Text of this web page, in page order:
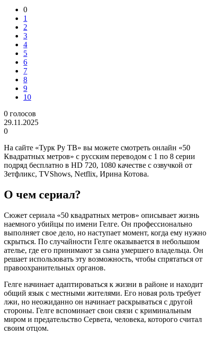
0
1
2
3
4
5
6
7
8
9
10
0 голосов
29.11.2025
0
На сайте «Турк Ру ТВ» вы можете смотреть онлайн «50
Квадратных метров» с русским переводом с 1 по 8 серии
подряд бесплатно в HD 720, 1080 качестве с озвучкой от
Зетфликс, TVShows, Netflix, Ирина Котова.
О чем сериал?
Сюжет сериала «50 квадратных метров» описывает жизнь
наемного убийцы по имени Гелге. Он профессионально
выполняет свое дело, но наступает момент, когда ему нужно
скрыться. По случайности Гелге оказывается в небольшом
ателье, где его принимают за сына умершего владельца. Он
решает использовать эту возможность, чтобы спрятаться от
правоохранительных органов.
Гелге начинает адаптироваться к жизни в районе и находит
общий язык с местными жителями. Его новая роль требует
лжи, но неожиданно он начинает раскрываться с другой
стороны. Гелге вспоминает свои связи с криминальным
миром и предательство Сервета, человека, которого считал
своим отцом.